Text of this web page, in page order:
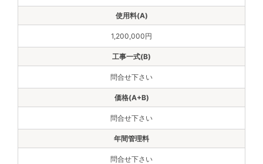
1,200,000円
問合せ下さい
問合せ下さい
問合せ下さい